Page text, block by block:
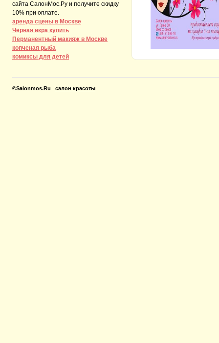
сайта СалонМос.Ру и получите скидку
10% при оплате.
аренда сцены в Москве
Чёрная икра купить
Перманентный макияж в Москве
копченая рыба
комиксы для детей
©Salonmos.Ru салон красоты